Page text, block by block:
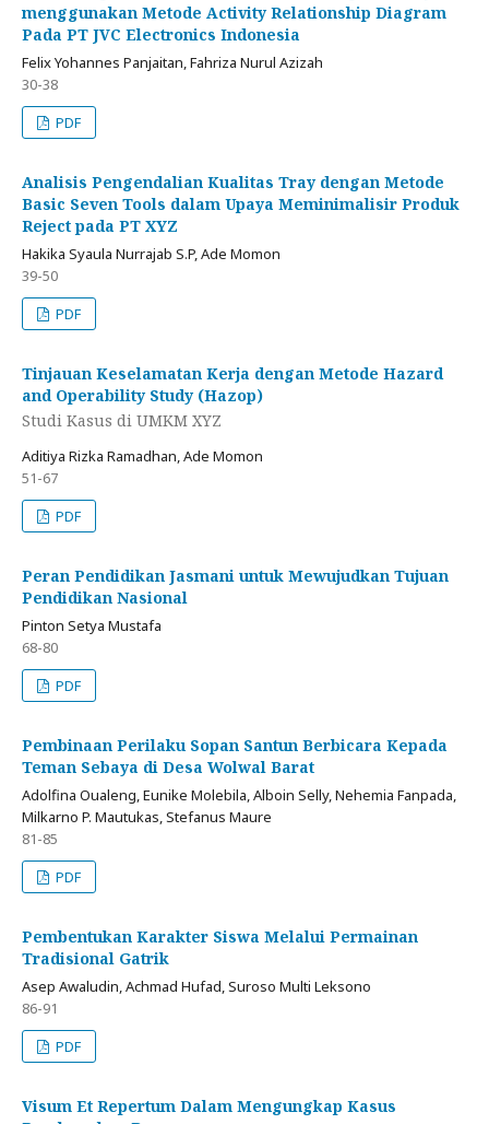
menggunakan Metode Activity Relationship Diagram
Pada PT JVC Electronics Indonesia
Felix Yohannes Panjaitan, Fahriza Nurul Azizah
30-38
PDF
Analisis Pengendalian Kualitas Tray dengan Metode
Basic Seven Tools dalam Upaya Meminimalisir Produk
Reject pada PT XYZ
Hakika Syaula Nurrajab S.P, Ade Momon
39-50
PDF
Tinjauan Keselamatan Kerja dengan Metode Hazard
and Operability Study (Hazop)
Studi Kasus di UMKM XYZ
Aditiya Rizka Ramadhan, Ade Momon
51-67
PDF
Peran Pendidikan Jasmani untuk Mewujudkan Tujuan
Pendidikan Nasional
Pinton Setya Mustafa
68-80
PDF
Pembinaan Perilaku Sopan Santun Berbicara Kepada
Teman Sebaya di Desa Wolwal Barat
Adolfina Oualeng, Eunike Molebila, Alboin Selly, Nehemia Fanpada,
Milkarno P. Mautukas, Stefanus Maure
81-85
PDF
Pembentukan Karakter Siswa Melalui Permainan
Tradisional Gatrik
Asep Awaludin, Achmad Hufad, Suroso Multi Leksono
86-91
PDF
Visum Et Repertum Dalam Mengungkap Kasus